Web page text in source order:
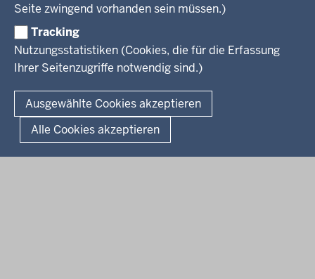
Seite zwingend vorhanden sein müssen.)
Tracking
Nutzungsstatistiken (Cookies, die für die Erfassung
Ihrer Seitenzugriffe notwendig sind.)
Ausgewählte Cookies akzeptieren
Alle Cookies akzeptieren
Kreis Gütersloh
Kreis Höxter
Fußzeile
Impressum Datenschutz